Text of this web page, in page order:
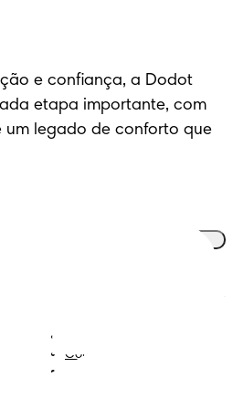
e confiança, a Dodot
etapa importante, com
um legado de conforto que
Contacta-nos